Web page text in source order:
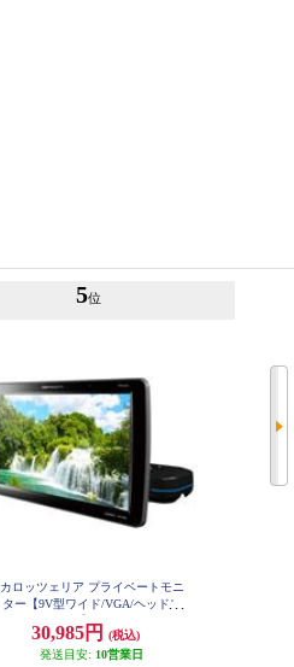
5位
カロッツェリア プライベートモニ
ター【9V型ワイド/VGA/ヘッドレ
30,985円
(税込)
発送目安: 10営業日